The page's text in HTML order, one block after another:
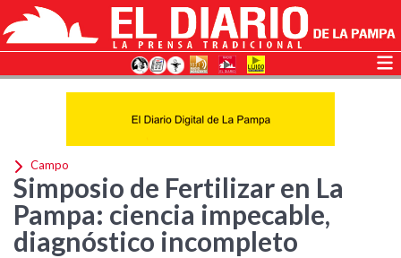
Campo
Simposio de Fertilizar en La
Pampa: ciencia impecable,
diagnóstico incompleto